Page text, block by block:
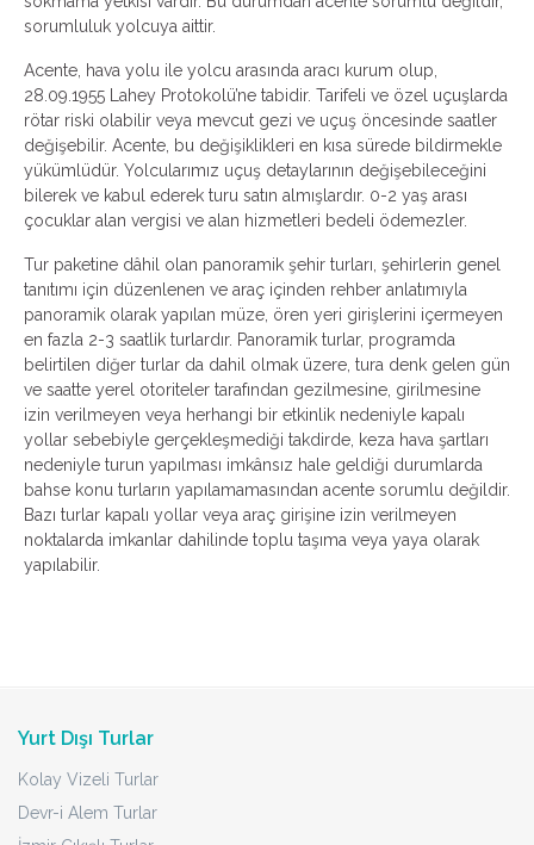
sorumluluk yolcuya aittir.
Acente, hava yolu ile yolcu arasında aracı kurum olup,
28.09.1955 Lahey Protokolü’ne tabidir. Tarifeli ve özel uçuşlarda
rötar riski olabilir veya mevcut gezi ve uçuş öncesinde saatler
değişebilir. Acente, bu değişiklikleri en kısa sürede bildirmekle
yükümlüdür. Yolcularımız uçuş detaylarının değişebileceğini
bilerek ve kabul ederek turu satın almışlardır. 0-2 yaş arası
çocuklar alan vergisi ve alan hizmetleri bedeli ödemezler.
Tur paketine dâhil olan panoramik şehir turları, şehirlerin genel
tanıtımı için düzenlenen ve araç içinden rehber anlatımıyla
panoramik olarak yapılan müze, ören yeri girişlerini içermeyen
en fazla 2-3 saatlik turlardır. Panoramik turlar, programda
belirtilen diğer turlar da dahil olmak üzere, tura denk gelen gün
ve saatte yerel otoriteler tarafından gezilmesine, girilmesine
izin verilmeyen veya herhangi bir etkinlik nedeniyle kapalı
yollar sebebiyle gerçekleşmediği takdirde, keza hava şartları
nedeniyle turun yapılması imkânsız hale geldiği durumlarda
bahse konu turların yapılamamasından acente sorumlu değildir.
Bazı turlar kapalı yollar veya araç girişine izin verilmeyen
noktalarda imkanlar dahilinde toplu taşıma veya yaya olarak
yapılabilir.
Yurt Dışı Turlar
Kolay Vizeli Turlar
Devr-i Alem Turlar